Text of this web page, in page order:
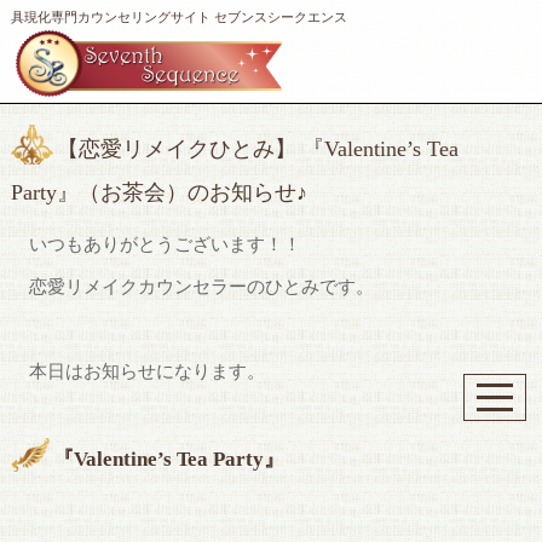
具現化専門カウンセリングサイト セブンスシークエンス
【恋愛リメイクひとみ】 『Valentine’s Tea
Party』（お茶会）のお知らせ♪
いつもありがとうございます！！
恋愛リメイクカウンセラーのひとみです。
本日はお知らせになります。
『Valentine’s Tea Party』